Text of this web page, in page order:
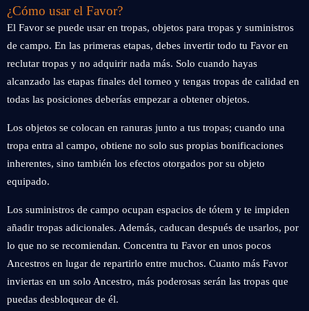
¿Cómo usar el Favor?
El Favor se puede usar en tropas, objetos para tropas y suministros
de campo. En las primeras etapas, debes invertir todo tu Favor en
reclutar tropas y no adquirir nada más. Solo cuando hayas
alcanzado las etapas finales del torneo y tengas tropas de calidad en
todas las posiciones deberías empezar a obtener objetos.
Los objetos se colocan en ranuras junto a tus tropas; cuando una
tropa entra al campo, obtiene no solo sus propias bonificaciones
inherentes, sino también los efectos otorgados por su objeto
equipado.
Los suministros de campo ocupan espacios de tótem y te impiden
añadir tropas adicionales. Además, caducan después de usarlos, por
lo que no se recomiendan. Concentra tu Favor en unos pocos
Ancestros en lugar de repartirlo entre muchos. Cuanto más Favor
inviertas en un solo Ancestro, más poderosas serán las tropas que
puedas desbloquear de él.